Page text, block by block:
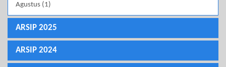
Agustus (1)
ARSIP 2025
ARSIP 2024